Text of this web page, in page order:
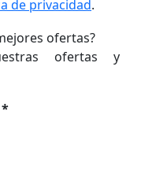
de privacidad.
ofertas?
ofertas y
*